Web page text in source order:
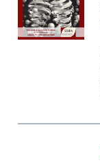
Media
Contatti